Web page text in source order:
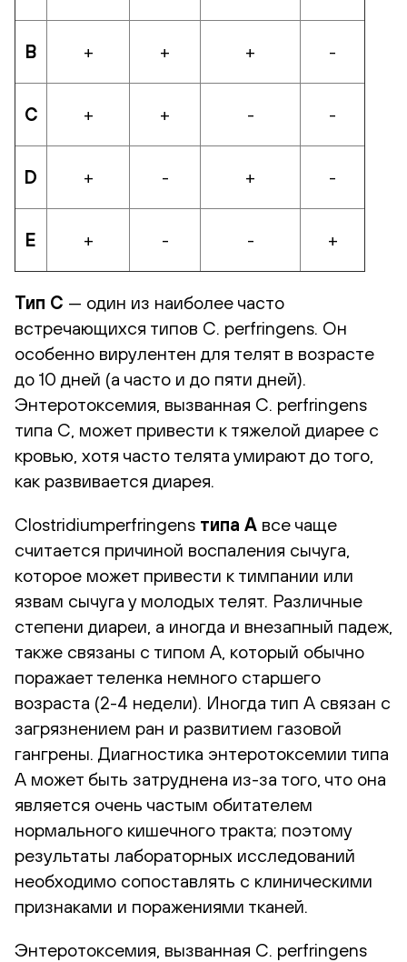
В + + + -
С + + - -
D + - + -
E + - - +
Тип C — один из наиболее часто
встречающихся типов C. perfringens. Он
особенно вирулентен для телят в возрасте
до 10 дней (а часто и до пяти дней).
Энтеротоксемия, вызванная C. perfringens
типа C, может привести к тяжелой диарее с
кровью, хотя часто телята умирают до того,
как развивается диарея.
Clostridiumperfringens типа A все чаще
считается причиной воспаления сычуга,
которое может привести к тимпании или
язвам сычуга у молодых телят. Различные
степени диареи, а иногда и внезапный падеж,
также связаны с типом А, который обычно
поражает теленка немного старшего
возраста (2-4 недели). Иногда тип А связан с
загрязнением ран и развитием газовой
гангрены. Диагностика энтеротоксемии типа
А может быть затруднена из-за того, что она
является очень частым обитателем
нормального кишечного тракта; поэтому
результаты лабораторных исследований
необходимо сопоставлять с клиническими
признаками и поражениями тканей.
Энтеротоксемия, вызванная C. perfringens